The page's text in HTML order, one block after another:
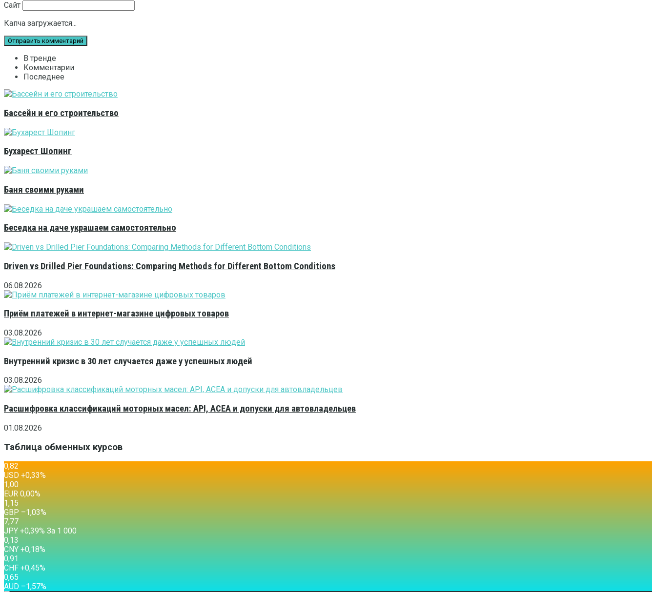
Сайт
Капча загружается...
В тренде
Комментарии
Последнее
Бассейн и его строительство
Бухарест Шопинг
Баня своими руками
Беседка на даче украшаем самостоятельно
Driven vs Drilled Pier Foundations: Comparing Methods for Different Bottom Conditions
06.08.2026
Приём платежей в интернет-магазине цифровых товаров
03.08.2026
Внутренний кризис в 30 лет случается даже у успешных людей
03.08.2026
Расшифровка классификаций моторных масел: API, ACEA и допуски для автовладельцев
01.08.2026
Таблица обменных курсов
0,82
USD +0,33%
1,00
EUR 0,00%
1,15
GBP –1,03%
7,77
JPY +0,39% За 1 000
0,13
CNY +0,18%
0,91
CHF +0,45%
0,65
AUD –1,57%